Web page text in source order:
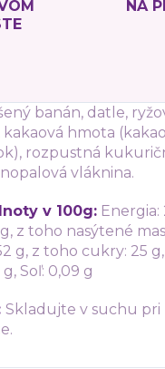
NA
banán, datle,
kakaová hmota
rozpustná
vláknina.
v 100g:
g, z toho nasýtené
g, z toho cukry: 25
Soľ: 0,09 g
Skladujte v suchu pri